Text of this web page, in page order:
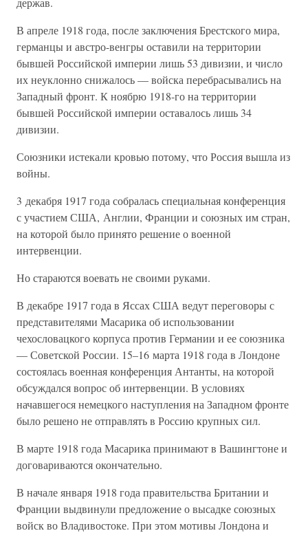
В апреле 1918 года, после заключения Брестского мира,
германцы и австро-венгры оставили на территории
бывшей Российской империи лишь 53 дивизии, и число
их неуклонно снижалось — войска перебрасывались на
Западный фронт. К ноябрю 1918-го на территории
бывшей Российской империи оставалось лишь 34
дивизии.
Союзники истекали кровью потому, что Россия вышла из
войны.
3 декабря 1917 года собралась специальная конференция
с участием США, Англии, Франции и союзных им стран,
на которой было принято решение о военной
интервенции.
Но стараются воевать не своими руками.
В декабре 1917 года в Яссах США ведут переговоры с
представителями Масарика об использовании
чехословацкого корпуса против Германии и ее союзника
— Советской России. 15–16 марта 1918 года в Лондоне
состоялась военная конференция Антанты, на которой
обсуждался вопрос об интервенции. В условиях
начавшегося немецкого наступления на Западном фронте
было решено не отправлять в Россию крупных сил.
В марте 1918 года Масарика принимают в Вашингтоне и
договариваются окончательно.
В начале января 1918 года правительства Британии и
Франции выдвинули предложение о высадке союзных
войск во Владивостоке. При этом мотивы Лондона и